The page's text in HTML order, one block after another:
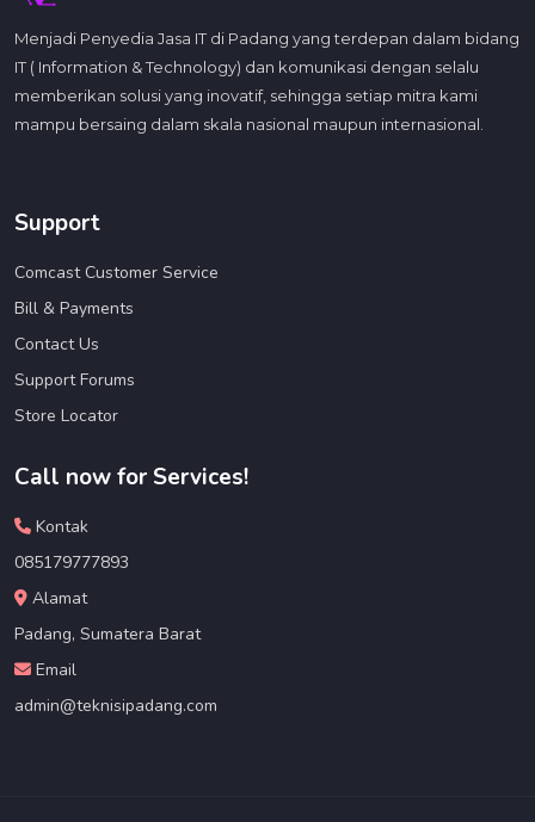
Menjadi Penyedia Jasa IT di Padang yang terdepan dalam bidang
IT ( Information & Technology) dan komunikasi dengan selalu
memberikan solusi yang inovatif, sehingga setiap mitra kami
mampu bersaing dalam skala nasional maupun internasional.
Support
Comcast Customer Service
Bill & Payments
Contact Us
Support Forums
Store Locator
Call now for Services!
Kontak
085179777893
Alamat
Padang, Sumatera Barat
Email
admin@teknisipadang.com